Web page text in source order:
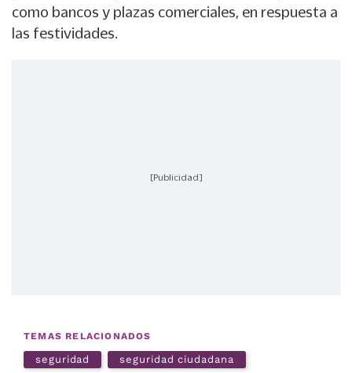
como bancos y plazas comerciales, en respuesta a
las festividades.
[Publicidad]
TEMAS RELACIONADOS
seguridad seguridad ciudadana